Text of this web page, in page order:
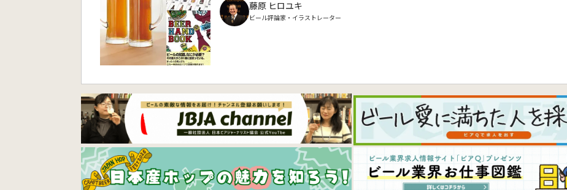
藤原 ヒロユキ
ビール評論家・イラストレーター